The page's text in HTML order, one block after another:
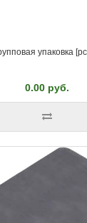
упаковка
0.00 руб.